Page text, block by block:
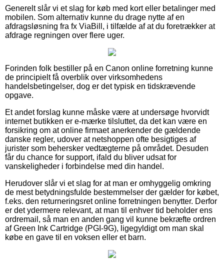
Generelt slår vi et slag for køb med kort eller betalinger med
mobilen. Som alternativ kunne du drage nytte af en
afdragsløsning fra fx ViaBill, i tilfælde af at du foretrækker at
afdrage regningen over flere uger.
Forinden folk bestiller på en Canon online forretning kunne
de principielt få overblik over virksomhedens
handelsbetingelser, dog er det typisk en tidskrævende
opgave.
Et andet forslag kunne måske være at undersøge hvorvidt
internet butikken er e-mærke tilsluttet, da det kan være en
forsikring om at online firmaet anerkender de gældende
danske regler, udover at netshoppen ofte besigtiges af
jurister som behersker vedtægterne på området. Desuden
får du chance for support, ifald du bliver udsat for
vanskeligheder i forbindelse med din handel.
Herudover slår vi et slag for at man er omhyggelig omkring
de mest betydningsfulde bestemmelser der gælder for købet,
f.eks. den returneringsret online forretningen benytter. Derfor
er det ydermere relevant, at man til enhver tid beholder ens
ordremail, så man en anden gang vil kunne bekræfte ordren
af Green Ink Cartridge (PGI-9G), ligegyldigt om man skal
købe en gave til en voksen eller et barn.